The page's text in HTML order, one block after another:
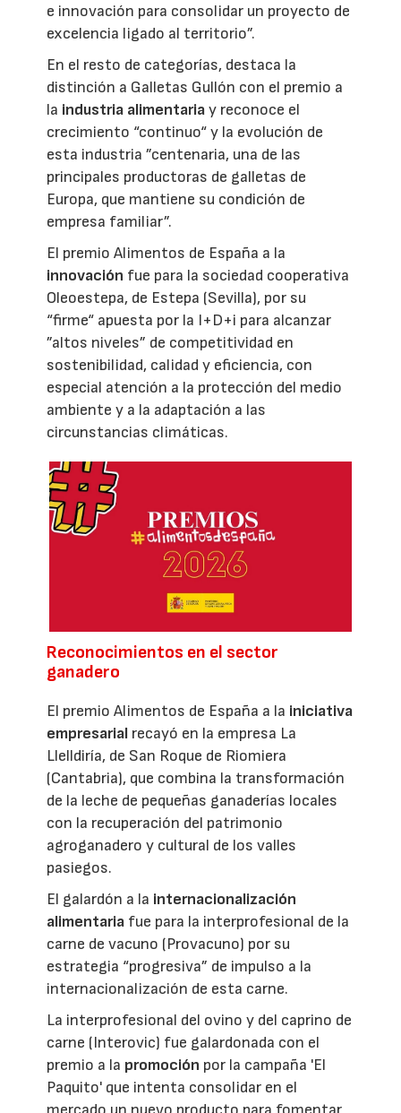
e innovación para consolidar un proyecto de
excelencia ligado al territorio”.
En el resto de categorías, destaca la
distinción a Galletas Gullón con el premio a
la industria alimentariay reconoce el
crecimiento “continuo“ y la evolución de
esta industria ”centenaria, una de las
principales productoras de galletas de
Europa, que mantiene su condición de
empresa familiar”.
El premio Alimentos de España a la
innovación fue para la sociedad cooperativa
Oleoestepa, de Estepa (Sevilla), por su
“firme“ apuesta por la I+D+i para alcanzar
”altos niveles” de competitividad en
sostenibilidad, calidad y eficiencia, con
especial atención a la protección del medio
ambiente y a la adaptación a las
circunstancias climáticas.
Reconocimientos en el sector
ganadero
El premio Alimentos de España a la iniciativa
empresarial recayó en la empresa La
Llelldiría, de San Roque de Riomiera
(Cantabria), que combina la transformación
de la leche de pequeñas ganaderías locales
con la recuperación del patrimonio
agroganadero y cultural de los valles
pasiegos.
El galardón a la internacionalización
alimentaria fue para la interprofesional de la
carne de vacuno (Provacuno) por su
estrategia “progresiva” de impulso a la
internacionalización de esta carne.
La interprofesional del ovino y del caprino de
carne (Interovic) fue galardonada con el
premio a la promoción por la campaña 'El
Paquito' que intenta consolidar en el